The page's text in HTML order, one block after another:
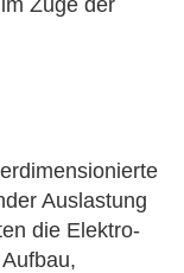
Auslastung
die Elektro-